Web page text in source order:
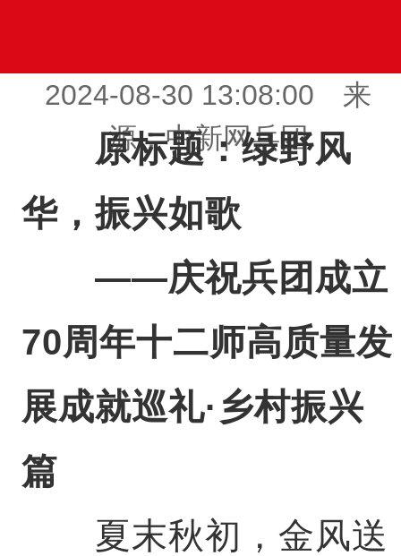
2024-08-30 13:08:00 来
源：中新网兵团
原标题：绿野风
华，振兴如歌
——庆祝兵团成立
70周年十二师高质量发
展成就巡礼·乡村振兴
篇
夏末秋初，金风送